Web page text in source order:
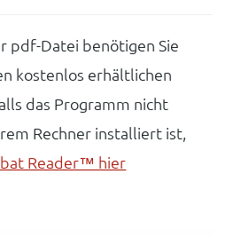
pdf-Datei benötigen Sie
kostenlos erhältlichen
das Programm nicht
Rechner installiert ist,
Reader™ hier